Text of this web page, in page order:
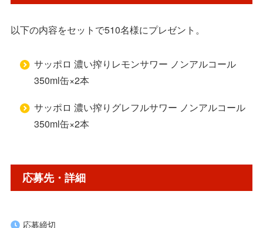
以下の内容をセットで510名様にプレゼント。
サッポロ 濃い搾りレモンサワー ノンアルコール
350ml缶×2本
サッポロ 濃い搾りグレフルサワー ノンアルコール
350ml缶×2本
応募先・詳細
応募締切